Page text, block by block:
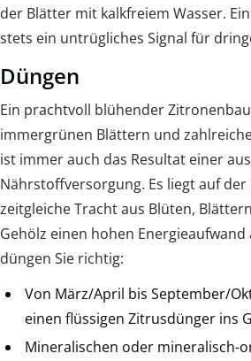
der Blätter mit kalkfreiem Wasser.
stets ein untrügliches Signal für
Düngen
Ein prachtvoll blühender
immergrünen Blättern und
ist immer auch das Resultat einer
Nährstoffversorgung. Es liegt auf der
zeitgleiche Tracht aus Blüten,
Gehölz einen hohen Energieaufwand
düngen Sie richtig:
Von März/April bis September/
einen flüssigen Zitrusdünger ins
Mineralischen oder mineralisch-